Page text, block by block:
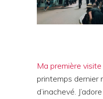
Ma première
printemps dernier
d’inachevé.